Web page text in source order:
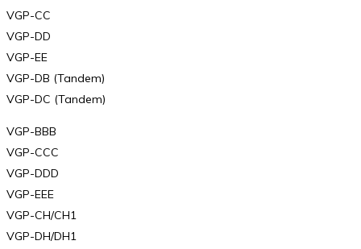
VGP-CC
VGP-DD
VGP-EE
VGP-DB (Tandem)
VGP-DC (Tandem)
VGP-BBB
VGP-CCC
VGP-DDD
VGP-EEE
VGP-CH/CH1
VGP-DH/DH1